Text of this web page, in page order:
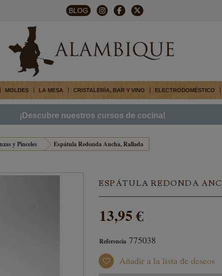
BLOG
MOLDES LA MESA CRISTALERÍA, BAR Y VINO ELECTRODOMÉSTICO
¡Descubre nuestros cursos de cocina!
y Pinceles Espátula Redonda Ancha, Rallada
ESPÁTULA REDONDA
13,95 €
Referencia 775038
Añadir a la lista de deseos